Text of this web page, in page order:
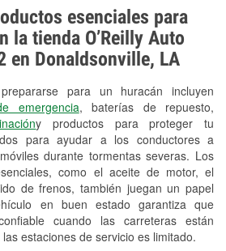
esenciales para
la tienda O’Reilly Auto
en Donaldsonville, LA
para un huracán incluyen
emergencia, baterías de repuesto,
y productos para proteger tu
para ayudar a los conductores a
durante tormentas severas. Los
como el aceite de motor, el
de frenos, también juegan un papel
en buen estado garantiza que
cuando las carreteras están
estaciones de servicio es limitado.
alternadores y
de la luz "Check Engine"
de baterías y aceite
de bombillas de faros
de limpiaparabrisas
de Préstamo de
de tambores y discos de